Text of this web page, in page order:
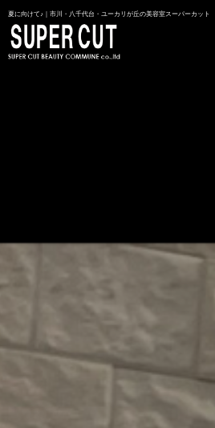
夏に向けて♪｜市川・八千代台・ユーカリが丘の美容室スーパーカット